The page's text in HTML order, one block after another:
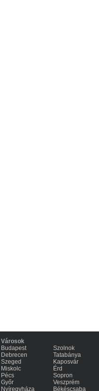
Városok
Budapest
Debrecen
Szeged
Miskolc
Pécs
Győr
Nyíregyháza
Szolnok
Tatabánya
Kaposvár
Érd
Sopron
Veszprém
Békéscsaba